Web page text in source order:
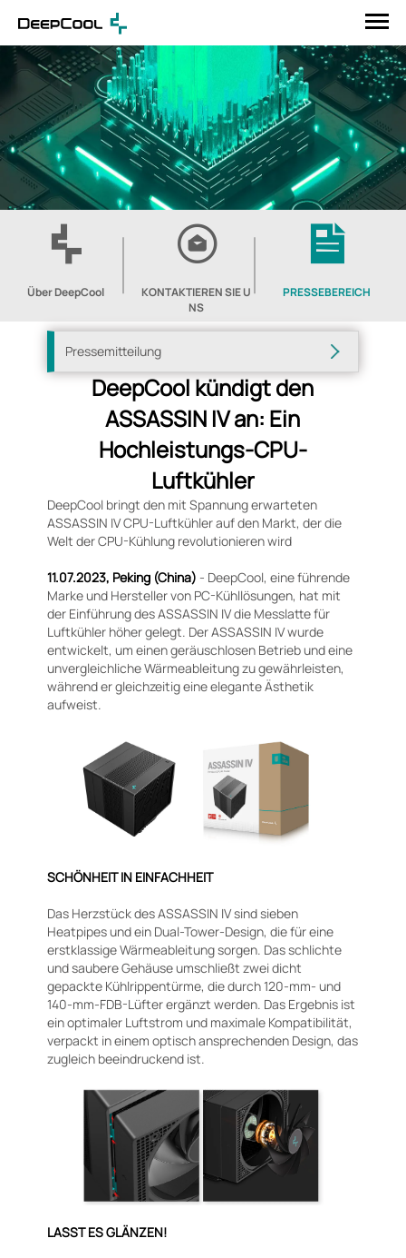
Über DeepCool
KONTAKTIEREN SIE U
NS
PRESSEBEREICH
Pressemitteilung
DeepCool kündigt den
ASSASSIN IV an: Ein
Hochleistungs-CPU-
Luftkühler
DeepCool bringt den mit Spannung erwarteten
ASSASSIN IV CPU-Luftkühler auf den Markt, der die
Welt der CPU-Kühlung revolutionieren wird
11.07.2023, Peking (China) - DeepCool, eine führende
Marke und Hersteller von PC-Kühllösungen, hat mit
der Einführung des ASSASSIN IV die Messlatte für
Luftkühler höher gelegt. Der ASSASSIN IV wurde
entwickelt, um einen geräuschlosen Betrieb und eine
unvergleichliche Wärmeableitung zu gewährleisten,
während er gleichzeitig eine elegante Ästhetik
aufweist.
SCHÖNHEIT IN EINFACHHEIT
Das Herzstück des ASSASSIN IV sind sieben
Heatpipes und ein Dual-Tower-Design, die für eine
erstklassige Wärmeableitung sorgen. Das schlichte
und saubere Gehäuse umschließt zwei dicht
gepackte Kühlrippentürme, die durch 120-mm- und
140-mm-FDB-Lüfter ergänzt werden. Das Ergebnis ist
ein optimaler Luftstrom und maximale Kompatibilität,
verpackt in einem optisch ansprechenden Design, das
zugleich beeindruckend ist.
LASST ES GLÄNZEN!